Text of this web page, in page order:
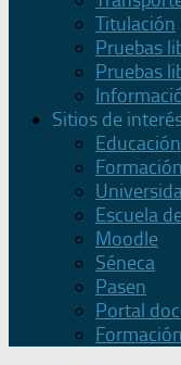
Titulación
Pruebas
Pruebas
Sitios de
Escuela
Moodle
Séneca
Pasen
Portal